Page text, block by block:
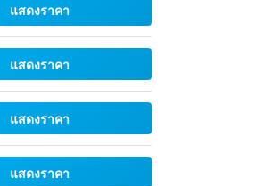
แสดงราคา
แสดงราคา
แสดงราคา
แสดงราคา